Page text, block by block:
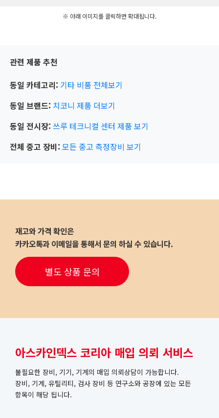
※ 아래 이미지를 클릭하면 확대됩니다.
관련 제품 추천
동일 카테고리: 기타 비품 전체보기
동일 브랜드: 치코니 제품 더보기
동일 전시장: 쓰루 테크니컬 센터 제품 보기
전체 중고 장비: 모든 중고 측정장비 보기
재고와 가격 확인은
카카오톡과 이메일을 통해서 문의 하실 수 있습니다.
별도 상품 문의
아스카인덱스 코리아 매입 의뢰 서비스
불필요한 장비, 기기, 기계의 매입 의뢰상담이 가능합니다.
장비, 기계, 유틸리티, 검사 장비 등 연구소와 공장에 있는 모든
항목이 해당 됩니다.